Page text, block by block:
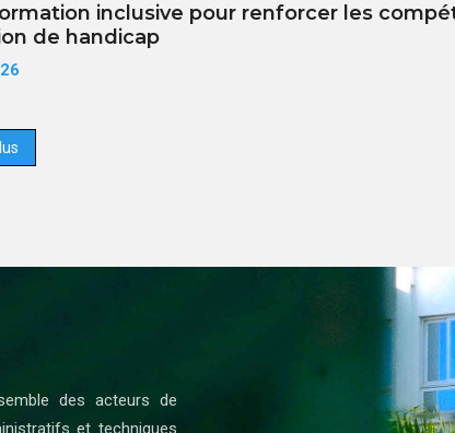
inclusive pour renforcer les
de handicap
des acteurs de
et techniques